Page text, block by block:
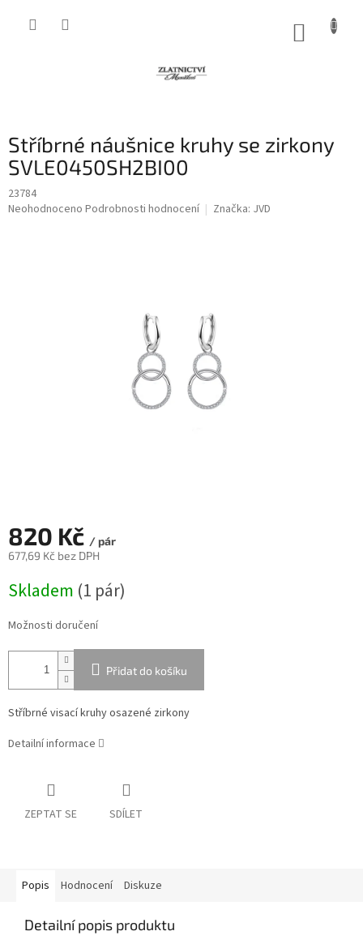
Stříbrné náušnice kruhy se zirkony
SVLE0450SH2BI00
23784
Průměrné
Neohodnoceno Podrobnosti hodnocení Značka: JVD
820 Kč / pár
677,69 Kč bez DPH
cena:
Skladem (1 pár)
Možnosti doručení
Přidat do košíku
Stříbrné visací kruhy osazené zirkony
Detailní informace
ZEPTAT SE SDÍLET
Popis Hodnocení Diskuze
Detailní popis produktu